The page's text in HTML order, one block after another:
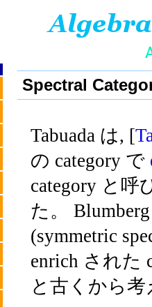
Spectral
Tabuada は, [
の category で
category と呼
た。
(symmetric
enrich された
と古くから